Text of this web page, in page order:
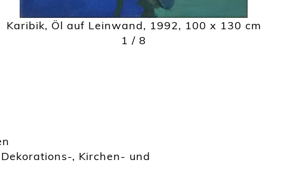
Karibik, Öl auf Leinwand, 1992, 100 x 130 cm
1 / 8
, Kirchen- und